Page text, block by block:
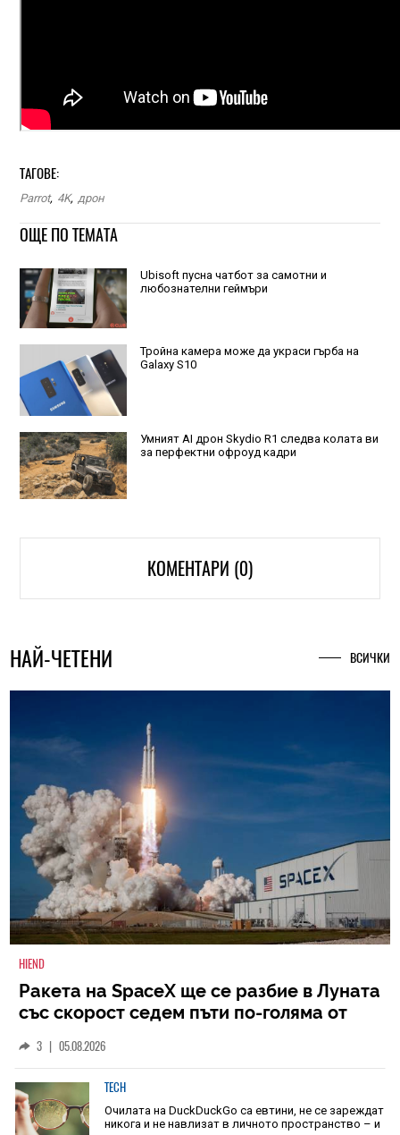
ТАГОВЕ:
Parrot, 4K, дрон
ОЩЕ ПО ТЕМАТА
Ubisoft пусна чатбот за самотни и
любознателни геймъри
Тройна камера може да украси гърба на
Galaxy S10
Умният AI дрон Skydio R1 следва колата ви
за перфектни офроуд кадри
КОМЕНТАРИ (0)
НАЙ-ЧЕТЕНИ ВСИЧКИ
HIEND
Ракета на SpaceX ще се разбие в Луната
със скорост седем пъти по-голяма от
3 | 05.08.2026
TECH
Очилата на DuckDuckGo са евтини, не се зареждат
никога и не навлизат в личното пространство – и